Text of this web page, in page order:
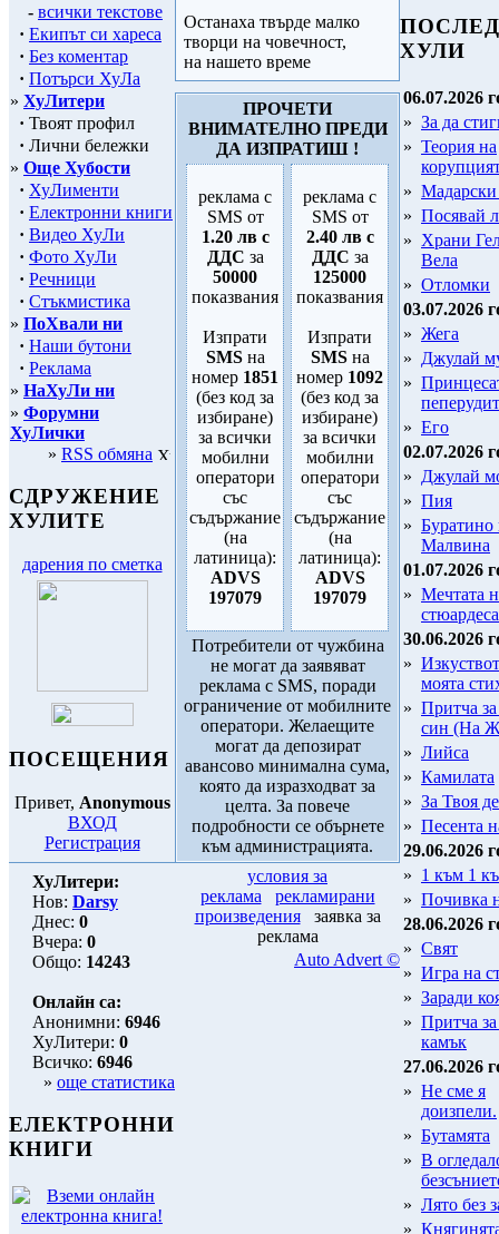
- всички текстове
· Екипът си хареса
· Без коментар
· Потърси ХуЛа
» ХуЛитери
· Твоят профил
· Лични бележки
» Още Хубости
· ХуЛименти
· Електронни книги
· Видео ХуЛи
· Фото ХуЛи
· Речници
· Стъкмистика
» ПоХвали ни
· Наши бутони
· Реклама
» НаХуЛи ни
» Форумни
ХуЛички
» RSS обмяна
СДРУЖЕНИЕ
ХУЛИТЕ
дарения по сметка
ПОСЕЩЕНИЯ
Привет, Anonymous
ВХОД
Регистрация
ХуЛитери:
Нов: Darsy
Днес: 0
Вчера: 0
Общо: 14243
Онлайн са:
Анонимни: 6946
ХуЛитери: 0
Всичко: 6946
» още статистика
ЕЛЕКТРОННИ
КНИГИ
Останаха твърде малко
творци на човечност,
на нашето време
ПРОЧЕТИ
ВНИМАТЕЛНО ПРЕДИ
ДА ИЗПРАТИШ !
реклама с
SMS от
1.20 лв с
ДДС за
50000
показвания
Изпрати
SMSна
номер 1851
(без код за
избиране)
за всички
мобилни
оператори
със
съдържание
(на
латиница):
ADVS
197079
реклама с
SMS от
2.40 лв с
ДДС за
125000
показвания
Изпрати
SMSна
номер 1092
(без код за
избиране)
за всички
мобилни
оператори
със
съдържание
(на
латиница):
ADVS
197079
Потребители от чужбина
не могат да заявяват
реклама с SMS, поради
ограничение от мобилните
оператори. Желаещите
могат да депозират
авансово минимална сума,
която да изразходват за
целта. За повече
подробности се обърнете
към администрацията.
условия за
реклама
рекламирани
произведения
заявка за
реклама
Auto Advert ©
ХУЛИ
06.07.2026
» За да
» Теория на
»
» Посявай
» Храни
Вела
» Отломки
03.07.2026
» Жега
» Джулай
»
» Его
02.07.2026
» Джулай
» Пия
» Буратино
Малвина
01.07.2026
» Мечтата
30.06.2026
»
моята
» Притча
син (На
» Лийса
» Камилата
» За Твоя
» Песента
29.06.2026
» 1 към 1
» Почивка
28.06.2026
» Свят
» Игра на
» Заради
» Притча
камък
27.06.2026
» Не сме я
доизпели.
» Бутамята
» В
» Лято без
»